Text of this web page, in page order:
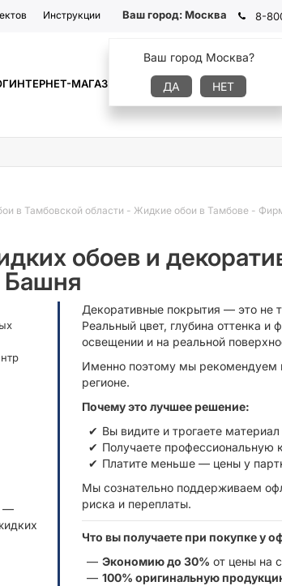
Инструкции Ваш город:Москва
Ваш город Москва?
ДА НЕТ
8-
ИНТЕРНЕТ-МАГАЗИН ГДЕ КУПИТЬ ИНФОРМАЦИЯ
в Тамбовской области - Жидкие обои в Тамбове -
обоев и
Башня
—
Декоративные покрытия — это не
Реальный цвет, глубина оттенка
освещении и на реальной
Именно поэтому мы рекомендуем
регионе.
Почему это лучшее решение:
Вы видите и трогаете
Получаете профессиональную
Платите меньше — цены у
Мы сознательно поддерживаем
риска и переплаты.
Что вы получаете при покупке у
Экономию до 30% от цены на
100% оригинальную